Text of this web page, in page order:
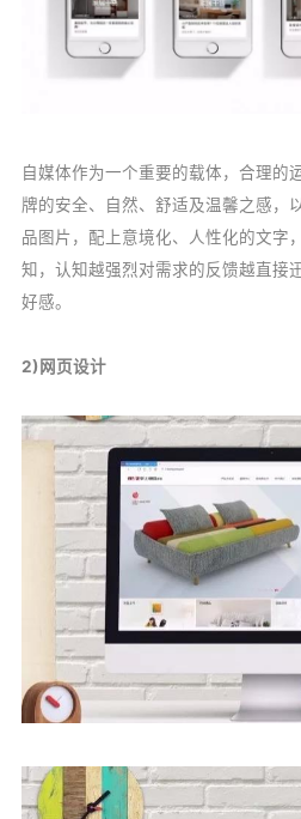
自媒体作为一个重要的载体，合理的
牌的安全、自然、舒适及温馨之感，
品图片，配上意境化、人性化的文字
知，认知越强烈对需求的反馈越直接
好感。
2)网页设计